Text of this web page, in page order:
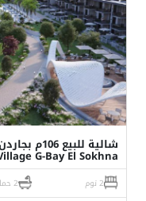
شالية
G-Bay El Sokhna
2 نوم 2 حمام